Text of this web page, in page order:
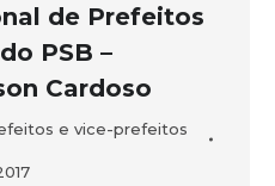
de Prefeitos
PSB –
Cardoso
e vice-prefeitos